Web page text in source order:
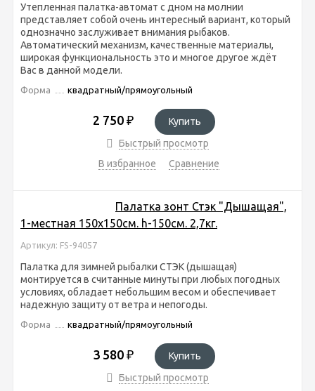
Утепленная палатка-автомат с дном на молнии
представляет собой очень интересный вариант, который
однозначно заслуживает внимания рыбаков.
Автоматический механизм, качественные материалы,
широкая функциональность это и многое другое ждёт
Вас в данной модели.
Форма квадратный/прямоугольный
2 750 ₽
Купить
Быстрый просмотр
В избранное
Сравнение
Палатка зонт Стэк "Дышащая",
1-местная 150х150см. h-150см. 2,7кг.
Артикул: FS-94057
Палатка для зимней рыбалки СТЭК (дышащая)
монтируется в считанные минуты при любых погодных
условиях, обладает небольшим весом и обеспечивает
надежную защиту от ветра и непогоды.
Форма квадратный/прямоугольный
3 580 ₽
Купить
Быстрый просмотр